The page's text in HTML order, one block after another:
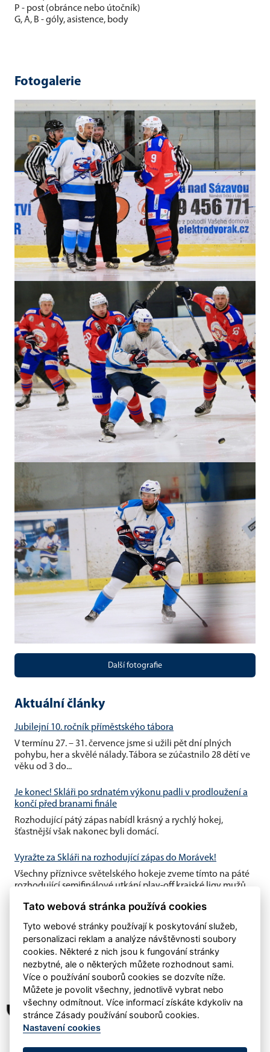
P - post (obránce nebo útočník)
G, A, B - góly, asistence, body
Fotogalerie
Další fotografie
Aktuální články
Jubilejní 10. ročník příměstského tábora
V termínu 27. – 31. července jsme si užili pět dní plných
pohybu, her a skvělé nálady. Tábora se zúčastnilo 28 dětí ve
věku od 3 do...
Je konec! Skláři po srdnatém výkonu padli v prodloužení a
končí před branami finále
Rozhodující pátý zápas nabídl krásný a rychlý hokej,
šťastnější však nakonec byli domácí.
Vyražte za Skláři na rozhodující zápas do Morávek!
Všechny příznivce světelského hokeje zveme tímto na páté
rozhodující semifinálové utkání play-off krajské ligy mužů,
Tato webová stránka používá cookies
Tyto webové stránky používají k poskytování služeb,
personalizaci reklam a analýze návštěvnosti soubory
cookies. Některé z nich jsou k fungování stránky
nezbytné, ale o některých můžete rozhodnout sami.
Více o používání souborů cookies se dozvíte níže.
Můžete je povolit všechny, jednotlivě vybrat nebo
všechny odmítnout. Více informací získáte kdykoliv na
stránce Zásady používání souborů cookies.
Nastavení cookies